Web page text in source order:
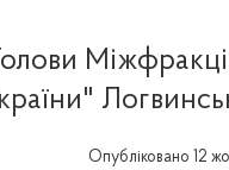
Опубліковано 12